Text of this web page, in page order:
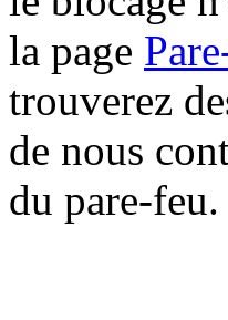
la page
trouverez
de nous
du pare-feu.